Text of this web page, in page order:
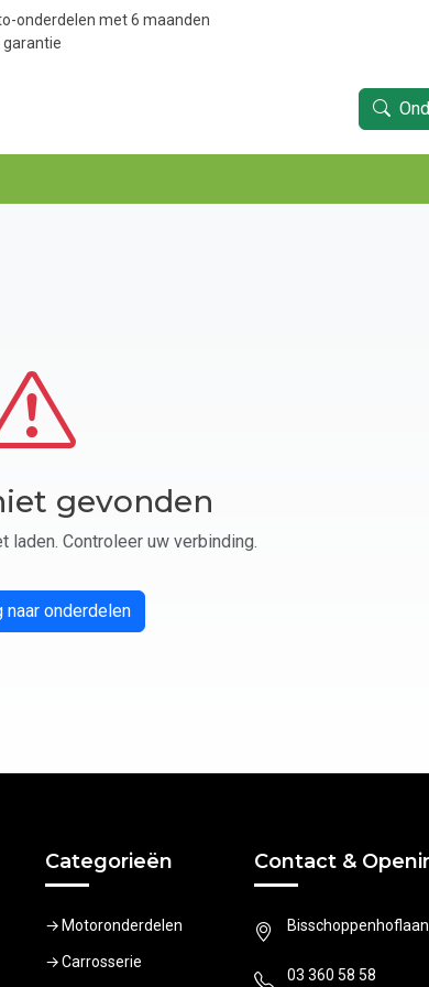
onderdelen met 6 maanden
garantie
gevonden
laden. Controleer uw verbinding.
naar onderdelen
Categorieën
Motoronderdelen
Carrosserie
Contact &
03 360 58 58